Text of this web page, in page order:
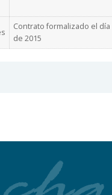
Contrato formalizado el día
de 2015